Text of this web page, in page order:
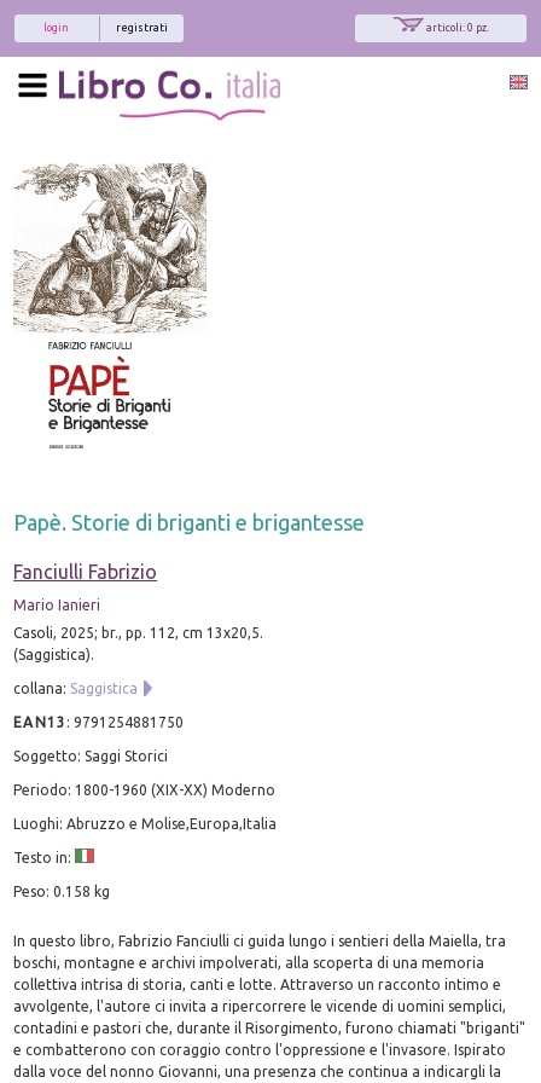
articoli: 0 pz.
registrati
login
Papè. Storie di briganti e brigantesse
Fanciulli Fabrizio
Mario Ianieri
Casoli, 2025; br., pp. 112, cm 13x20,5.
(Saggistica).
collana: Saggistica
EAN13 :9791254881750
Soggetto: Saggi Storici
Periodo: 1800-1960 (XIX-XX) Moderno
Luoghi: Abruzzo e Molise,Europa,Italia
Testo in:
Peso: 0.158 kg
In questo libro, Fabrizio Fanciulli ci guida lungo i sentieri della Maiella, tra
boschi, montagne e archivi impolverati, alla scoperta di una memoria
collettiva intrisa di storia, canti e lotte. Attraverso un racconto intimo e
avvolgente, l'autore ci invita a ripercorrere le vicende di uomini semplici,
contadini e pastori che, durante il Risorgimento, furono chiamati "briganti"
e combatterono con coraggio contro l'oppressione e l'invasore. Ispirato
dalla voce del nonno Giovanni, una presenza che continua a indicargli la